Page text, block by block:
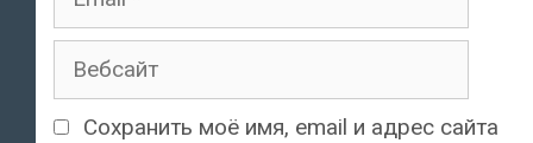
Вебсайт
Сохранить моё имя, email и адрес сайта